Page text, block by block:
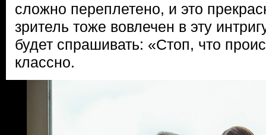
сложно переплетено, и это
зритель тоже вовлечен в эту
будет спрашивать: «Стоп, что
классно.